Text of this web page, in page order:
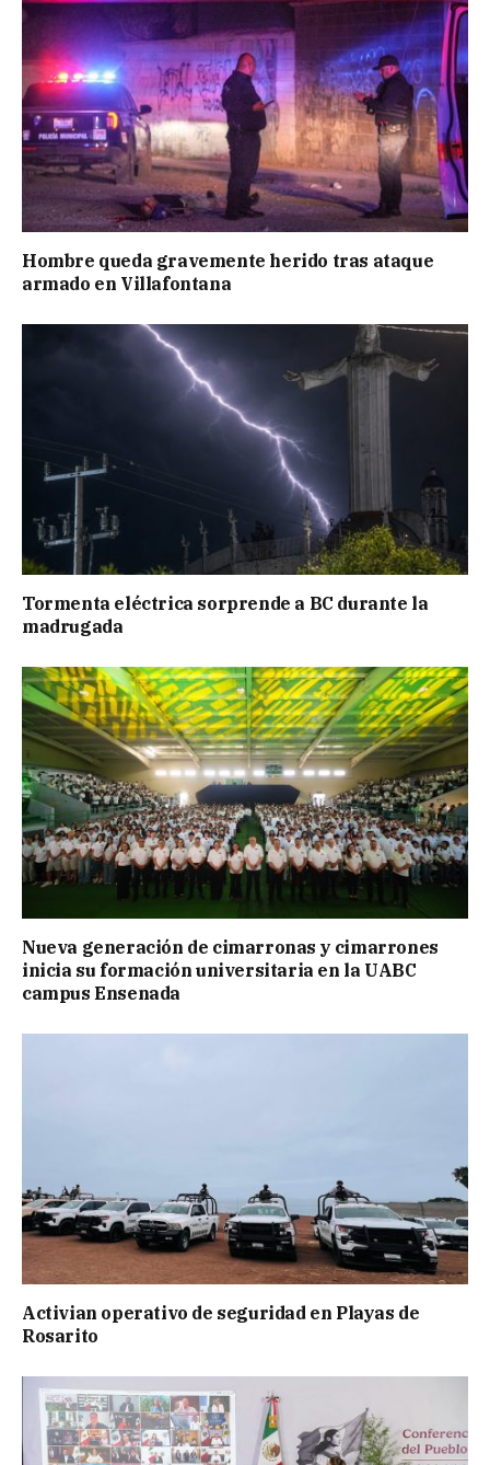
Hombre queda gravemente herido tras ataque
armado en Villafontana
Tormenta eléctrica sorprende a BC durante la
madrugada
Nueva generación de cimarronas y cimarrones
inicia su formación universitaria en la UABC
campus Ensenada
Activian operativo de seguridad en Playas de
Rosarito